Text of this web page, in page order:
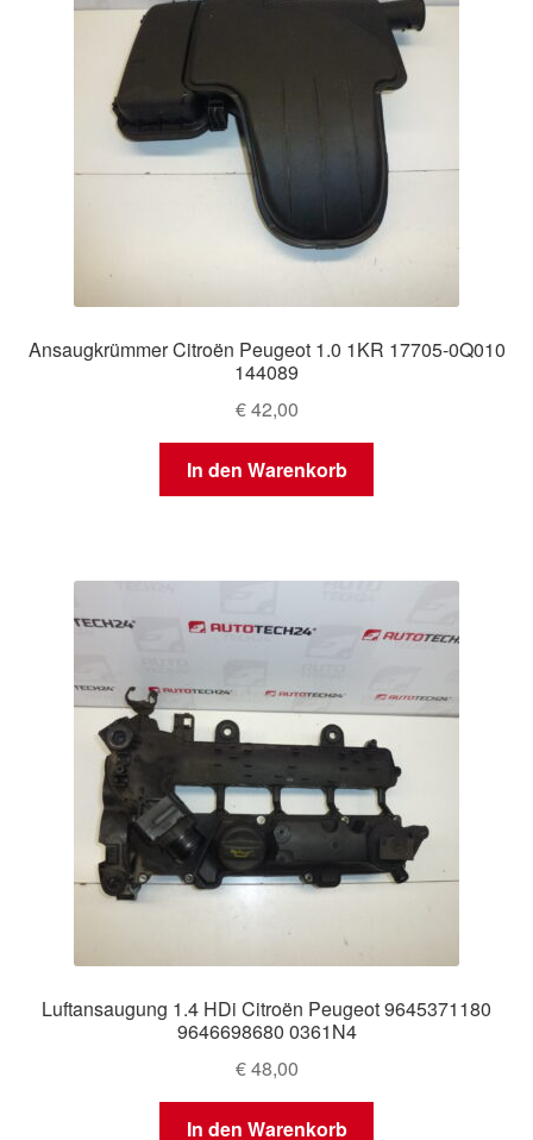
Ansaugkrümmer Citroën Peugeot 1.0 1KR 17705-0Q010
144089
€42,00
In den Warenkorb
Luftansaugung 1.4 HDi Citroën Peugeot 9645371180
9646698680 0361N4
€48,00
In den Warenkorb